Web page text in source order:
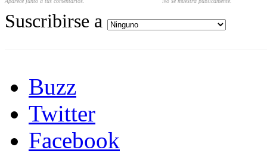
Suscribirse a
Buzz
Twitter
Facebook